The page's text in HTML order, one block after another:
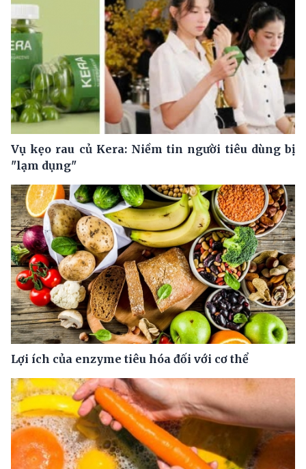
Vụ kẹo rau củ Kera: Niềm tin người tiêu dùng bị
"lạm dụng"
Lợi ích của enzyme tiêu hóa đối với cơ thể